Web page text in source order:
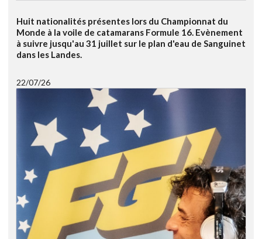
Huit nationalités présentes lors du Championnat du
Monde à la voile de catamarans Formule 16. Evènement
à suivre jusqu'au 31 juillet sur le plan d'eau de Sanguinet
dans les Landes.
22/07/26